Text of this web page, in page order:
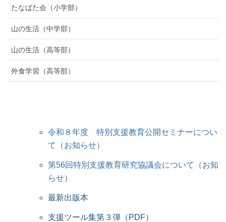
たなばた会（小学部）
山の生活（中学部）
山の生活（高等部）
外食学習（高等部）
令和８年度 特別支援教育公開セミナーについ
て（お知らせ）
第56回特別支援教育研究協議会について（お知
らせ）
最新出版本
支援ツール集第３弾（PDF）